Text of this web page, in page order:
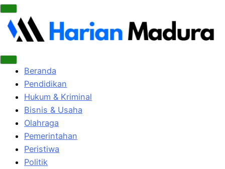
Beranda
Pendidikan
Hukum & Kriminal
Bisnis & Usaha
Olahraga
Pemerintahan
Peristiwa
Politik